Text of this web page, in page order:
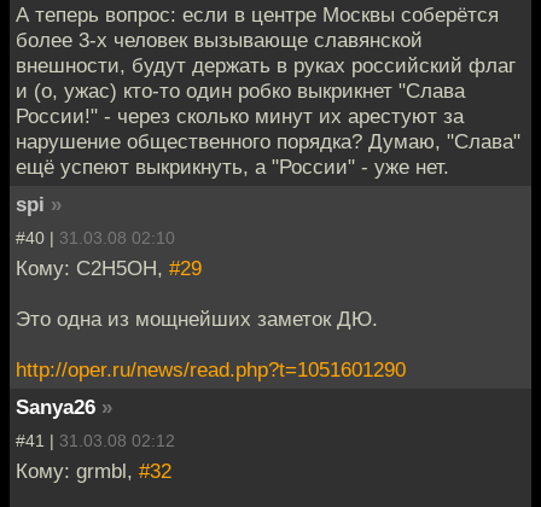
А теперь вопрос: если в центре Москвы соберётся
более 3-х человек вызывающе славянской
внешности, будут держать в руках российский флаг
и (о, ужас) кто-то один робко выкрикнет "Слава
России!" - через сколько минут их арестуют за
нарушение общественного порядка? Думаю, "Слава"
ещё успеют выкрикнуть, а "России" - уже нет.
spi »
#40 | 31.03.08 02:10
Кому: C2H5OH, #29
Это одна из мощнейших заметок ДЮ.
http://oper.ru/news/read.php?t=1051601290
Sanya26 »
#41 | 31.03.08 02:12
Кому: grmbl, #32